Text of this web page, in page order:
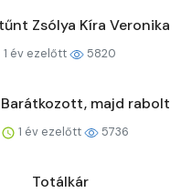
Zsólya Kíra Veronika
1 év ezelőtt 5820
Barátkozott, majd rabolt
1 év ezelőtt 5736
Totálkár